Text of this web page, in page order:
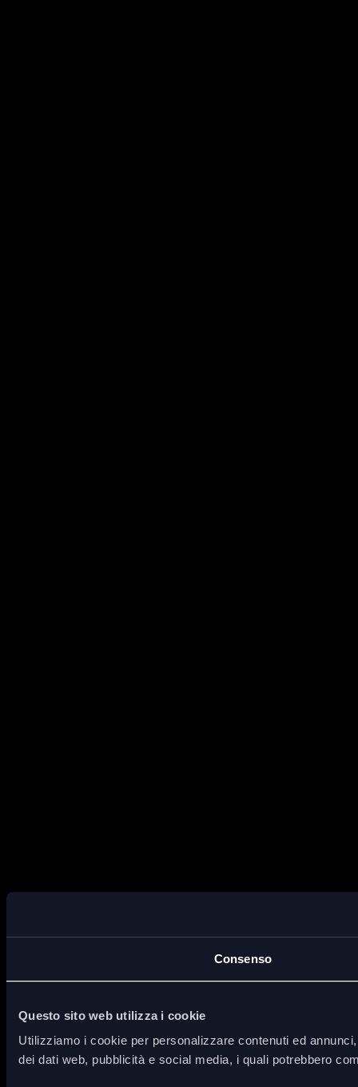
Consenso
Questo sito web utilizza i cookie
Utilizziamo i cookie per personalizzare contenuti ed
dei dati web, pubblicità e social media, i quali potrebbero